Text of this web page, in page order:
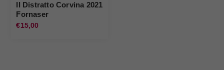
Il Distratto Corvina 2021
Fornaser
€15,00